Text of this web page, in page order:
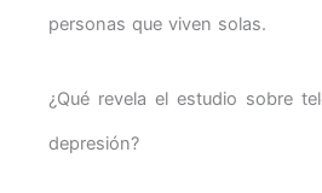
personas que viven solas.
¿Qué revela el estudio sobre
depresión?